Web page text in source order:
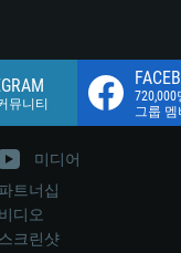
뮤니티
그룹 멤
미디어
파트너십
비디오
스크린샷